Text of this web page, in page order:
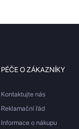
PÉČE O ZÁKAZNÍKY
Kontaktujte nás
Reklamační řád
Informace o nákupu